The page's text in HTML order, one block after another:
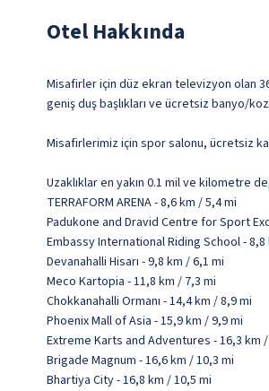
Otel Hakkında
Misafirler için düz ekran televizyon olan
geniş duş başlıkları ve ücretsiz banyo/
Misafirlerimiz için spor salonu, ücretsiz
Uzaklıklar en yakın 0.1 mil ve kilometre
TERRAFORM ARENA - 8,6 km / 5,4 mi
Padukone and Dravid Centre for Sport
Embassy International Riding School - 8,8
Devanahalli Hisarı - 9,8 km / 6,1 mi
Meco Kartopia - 11,8 km / 7,3 mi
Chokkanahalli Ormanı - 14,4 km / 8,9 mi
Phoenix Mall of Asia - 15,9 km / 9,9 mi
Extreme Karts and Adventures - 16,3 km
Brigade Magnum - 16,6 km / 10,3 mi
Bhartiya City - 16,8 km / 10,5 mi